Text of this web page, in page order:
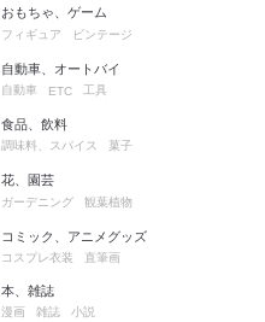
おもちゃ、ゲーム
フィギュア ビンテージ
自動車、オートバイ
自動車 ETC 工具
食品、飲料
調味料、スパイス 菓子
花、園芸
ガーデニング 観葉植物
コミック、アニメグッズ
コスプレ衣装 直筆画
本、雑誌
漫画 雑誌 小説